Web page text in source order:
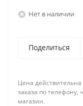
Нет в наличии
Поделиться
Цена
заказа по телефону,
магазин.